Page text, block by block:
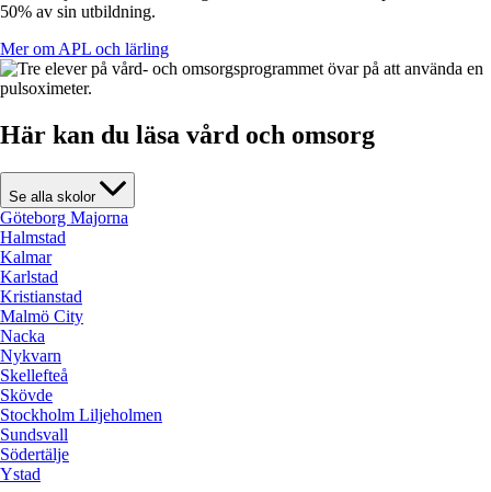
50% av sin utbildning.
Mer om APL och lärling
Här kan du läsa vård och omsorg
Se alla skolor
Göteborg Majorna
Halmstad
Kalmar
Karlstad
Kristianstad
Malmö City
Nacka
Nykvarn
Skellefteå
Skövde
Stockholm Liljeholmen
Sundsvall
Södertälje
Ystad